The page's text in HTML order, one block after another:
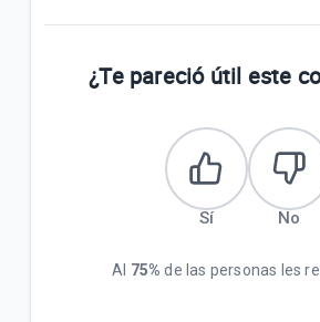
¿Te pareció útil este
Sí No
Al 75% de las personas les